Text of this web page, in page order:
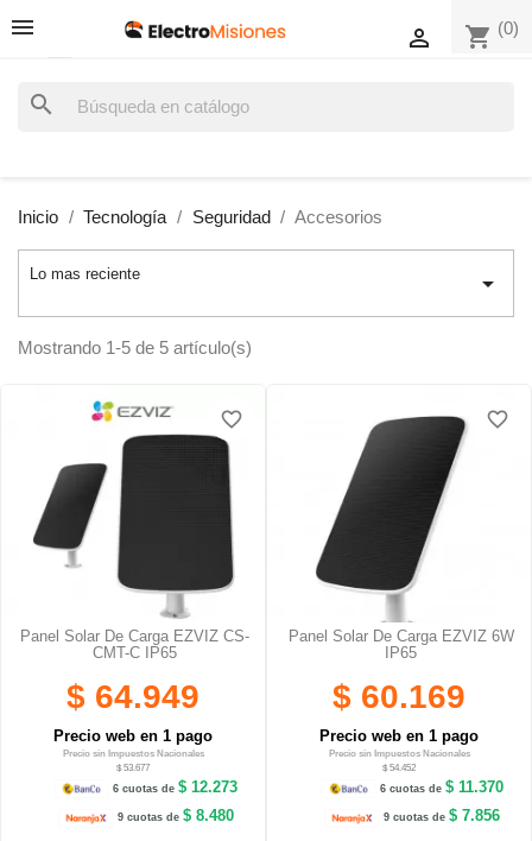
shopping_cart (0)

search
Inicio Tecnología Seguridad Accesorios
Lo mas reciente 
Mostrando 1-5 de 5 artículo(s)
Panel Solar De Carga EZVIZ CS-
CMT-C IP65
$ 64.949
Precio web en 1 pago
Precio sin Impuestos Nacionales
$ 53.677
6 cuotas de$ 12.273
9 cuotas de $ 8.480
favorite_border
favorite_border
Panel Solar De Carga EZVIZ 6W
IP65
$ 60.169
Precio web en 1 pago
Precio sin Impuestos Nacionales
$ 54.452
6 cuotas de $ 11.370
9 cuotas de $ 7.856
favorite_border
favorite_border